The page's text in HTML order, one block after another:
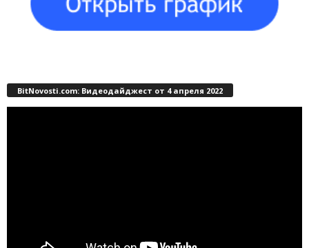
BitNovosti.com: Видеодайджест от 4 апреля 2022